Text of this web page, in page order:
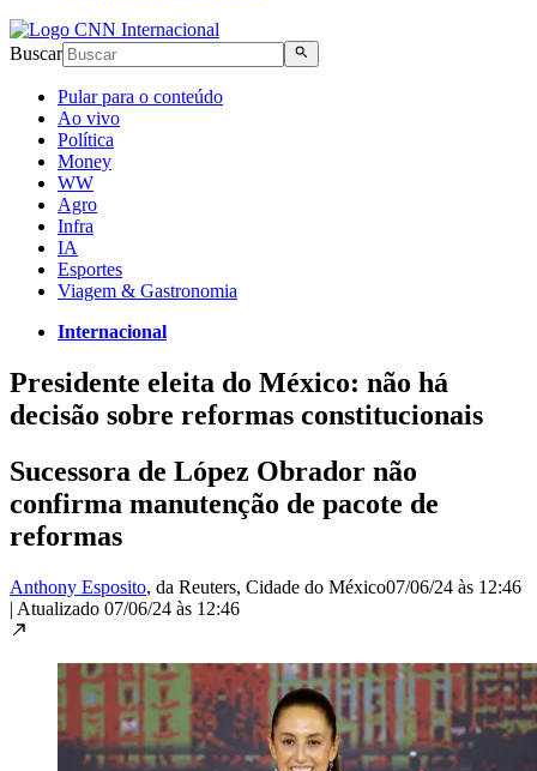
Buscar
Pular para o conteúdo
Ao vivo
Política
Money
WW
Agro
Infra
IA
Esportes
Viagem & Gastronomia
Internacional
Presidente eleita do México: não há
decisão sobre reformas constitucionais
Sucessora de López Obrador não
confirma manutenção de pacote de
reformas
Anthony Esposito, da Reuters, Cidade do México07/06/24 às 12:46
| Atualizado 07/06/24 às 12:46